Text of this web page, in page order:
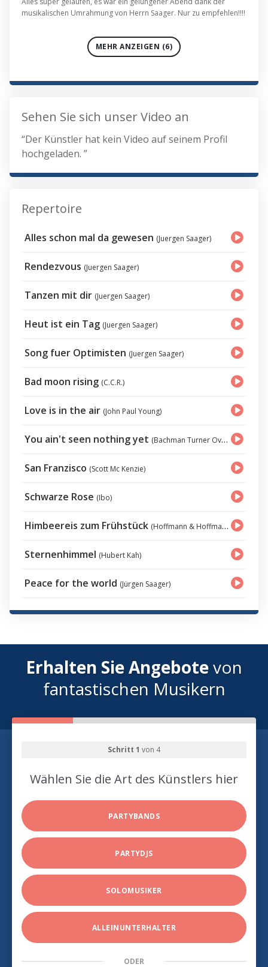
musikalischen Umrahmung von Herrn Saager. Nur zu empfehlen!!!!
MEHR ANZEIGEN (6)
Sehen Sie sich unser Video an
“Der Künstler hat kein Video auf seinem Profil
hochgeladen. ”
Repertoire
Alles schon mal da gewesen (Juergen Saager)
Rendezvous (Juergen Saager)
Tanzen mit dir (Juergen Saager)
Heut ist ein Tag (Juergen Saager)
Song fuer Optimisten (Juergen Saager)
Bad moon rising (C.C.R.)
Love is in the air (John Paul Young)
You ain't seen nothing yet (Bachman Turner Overdrive)
San Franzisco (Scott Mc Kenzie)
Schwarze Rose (Ibo)
Himbeereis zum Frühstück (Hoffmann & Hoffmann)
Sternenhimmel (Hubert Kah)
Peace for the world (Jürgen Saager)
Erhalten Sie Angebotevon
fantastischen Musikern
Schritt 1 von 4
Wählen Sie die Art des Künstlers hier
PARTYBANDS
PARTYDJS
SOLOMUSIKER
ALLEINUNTERHALTER
ODER